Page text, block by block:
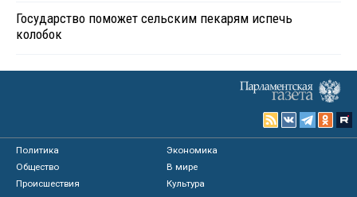
Государство поможет сельским пекарям испечь
колобок
Политика
Экономика
Общество
В мире
Происшествия
Культура